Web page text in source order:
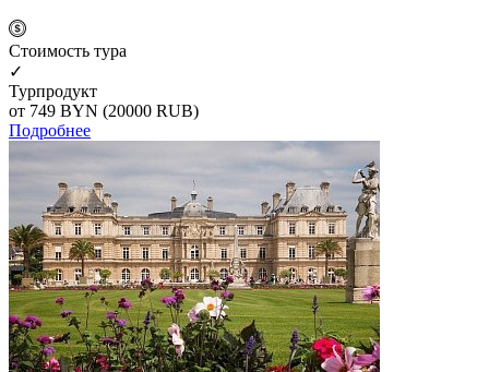
Cтоимость тура
✓
Турпродукт
от 749 BYN (20000 RUB)
Подробнее